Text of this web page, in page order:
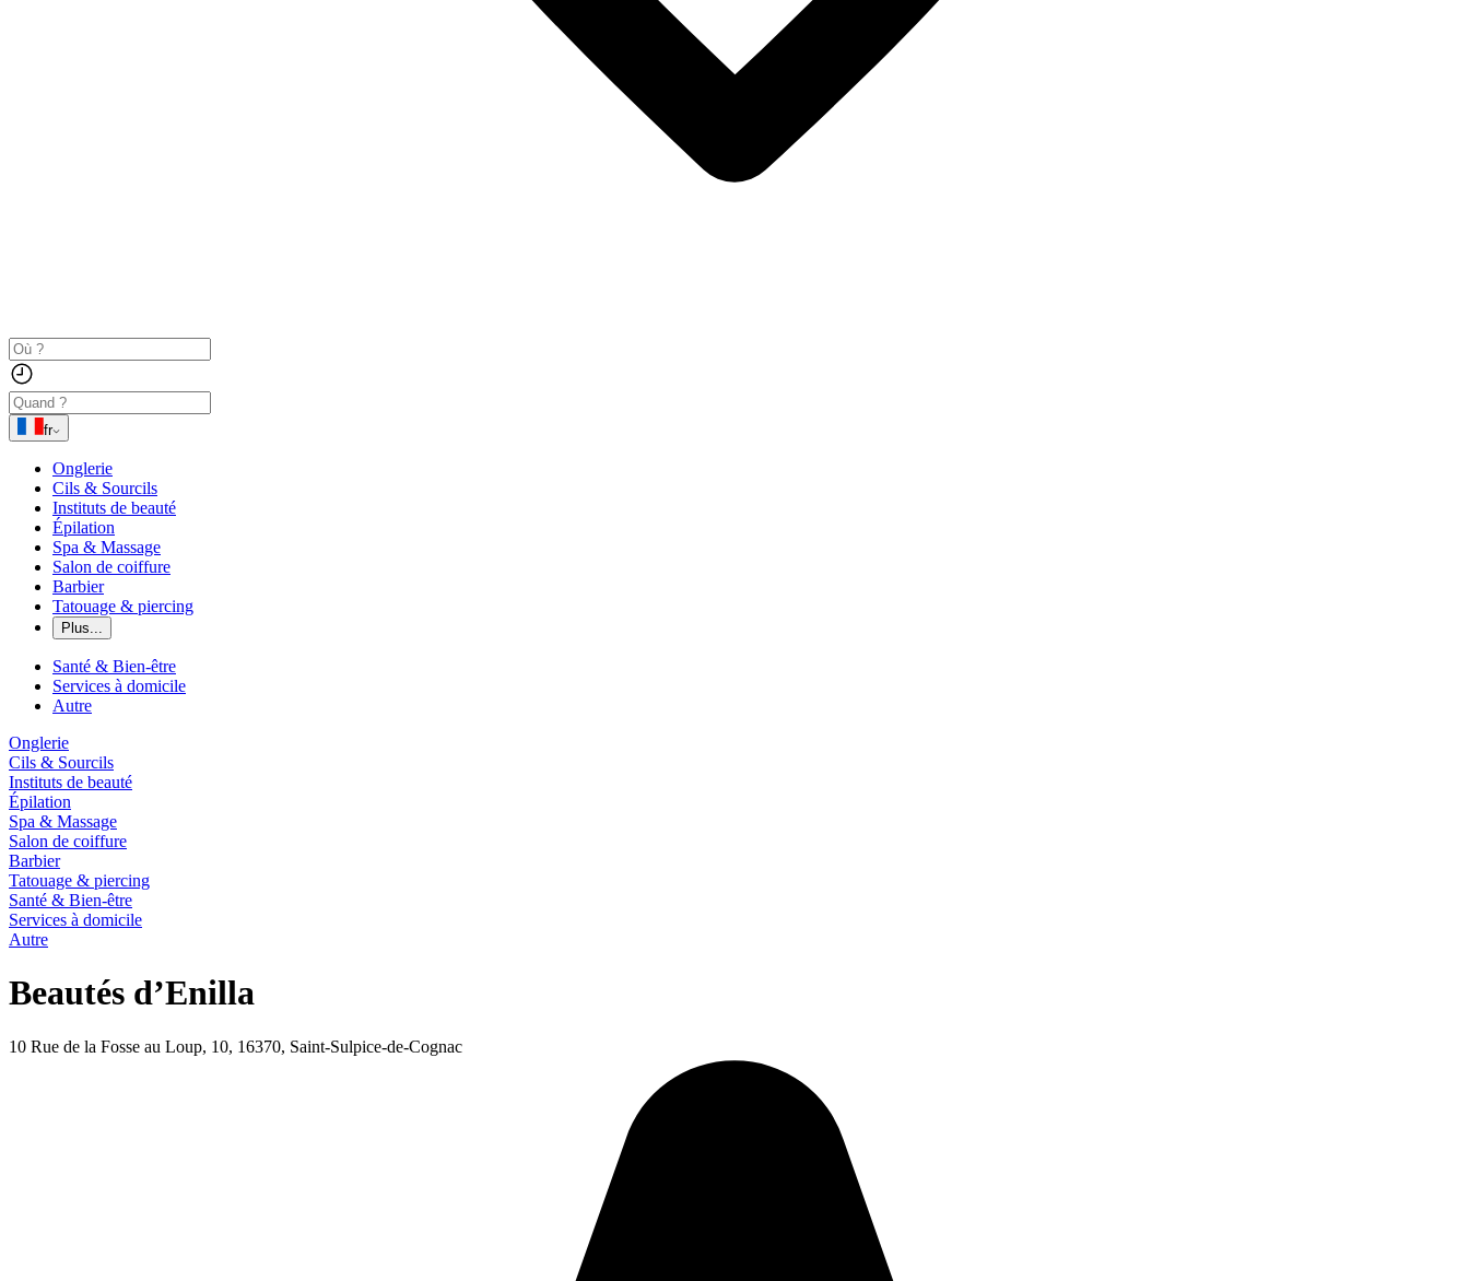
fr
Onglerie
Cils & Sourcils
Instituts de beauté
Épilation
Spa & Massage
Salon de coiffure
Barbier
Tatouage & piercing
Plus...
Santé & Bien-être
Services à domicile
Autre
Onglerie
Cils & Sourcils
Instituts de beauté
Épilation
Spa & Massage
Salon de coiffure
Barbier
Tatouage & piercing
Santé & Bien-être
Services à domicile
Autre
Beautés d’Enilla
10 Rue de la Fosse au Loup, 10, 16370, Saint-Sulpice-de-Cognac